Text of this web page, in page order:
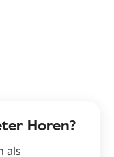
Horen?
als